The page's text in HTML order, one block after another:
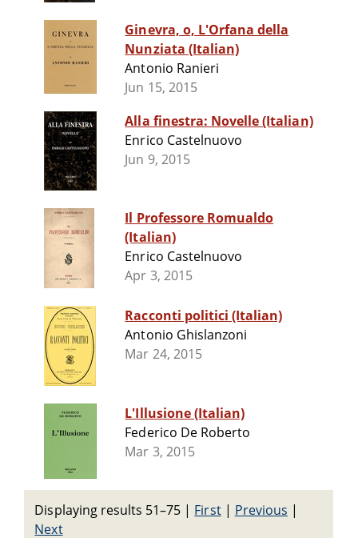
Ginevra, o, L'Orfana della
Nunziata (Italian)
Antonio Ranieri
Jun 15, 2015
Alla finestra: Novelle (Italian)
Enrico Castelnuovo
Jun 9, 2015
Il Professore Romualdo
(Italian)
Enrico Castelnuovo
Apr 3, 2015
Racconti politici (Italian)
Antonio Ghislanzoni
Mar 24, 2015
L'Illusione (Italian)
Federico De Roberto
Mar 3, 2015
Displaying results 51–75 | First| Previous |
Next